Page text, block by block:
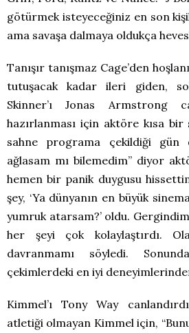
götürmek isteyeceğiniz en son
ama savaşa dalmaya oldukça
Tanışır tanışmaz Cage’den
tutuşacak kadar ileri giden,
Skinner’ı Jonas Armstrong
hazırlanması için aktöre kısa
sahne programa çekildiği gün
ağlasam mı bilemedim” diyor
hemen bir panik duygusu
şey, ‘Ya dünyanın en büyük
yumruk atarsam?’ oldu.
her şeyi çok kolaylaştırdı.
davranmamı söyledi.
çekimlerdeki en iyi
Kimmel’ı Tony Way
atletiği olmayan Kimmel için,